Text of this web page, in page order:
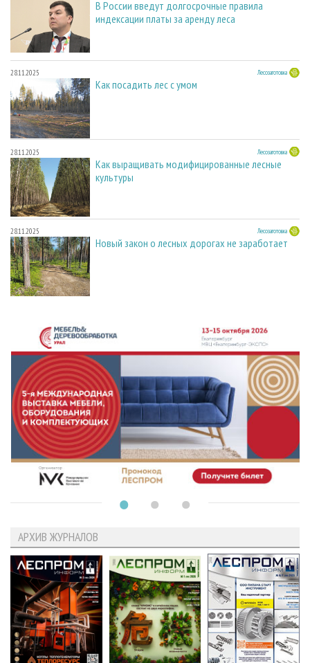
В России введут долгосрочные правила
индексации платы за аренду леса
28.11.2025 Лесозаготовка
Как посадить лес с умом
28.11.2025 Лесозаготовка
Как выращивать модифицированные лесные
культуры
28.11.2025 Лесозаготовка
Новый закон о лесных дорогах не заработает
АРХИВ ЖУРНАЛОВ